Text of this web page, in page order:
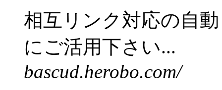
相互リンク対応の自
にご活用下さい...
bascud.herobo.com/